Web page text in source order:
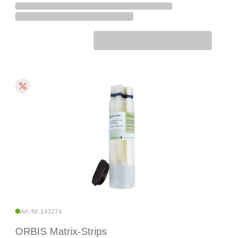
Art.-Nr. 143274
ORBIS Matrix-Strips